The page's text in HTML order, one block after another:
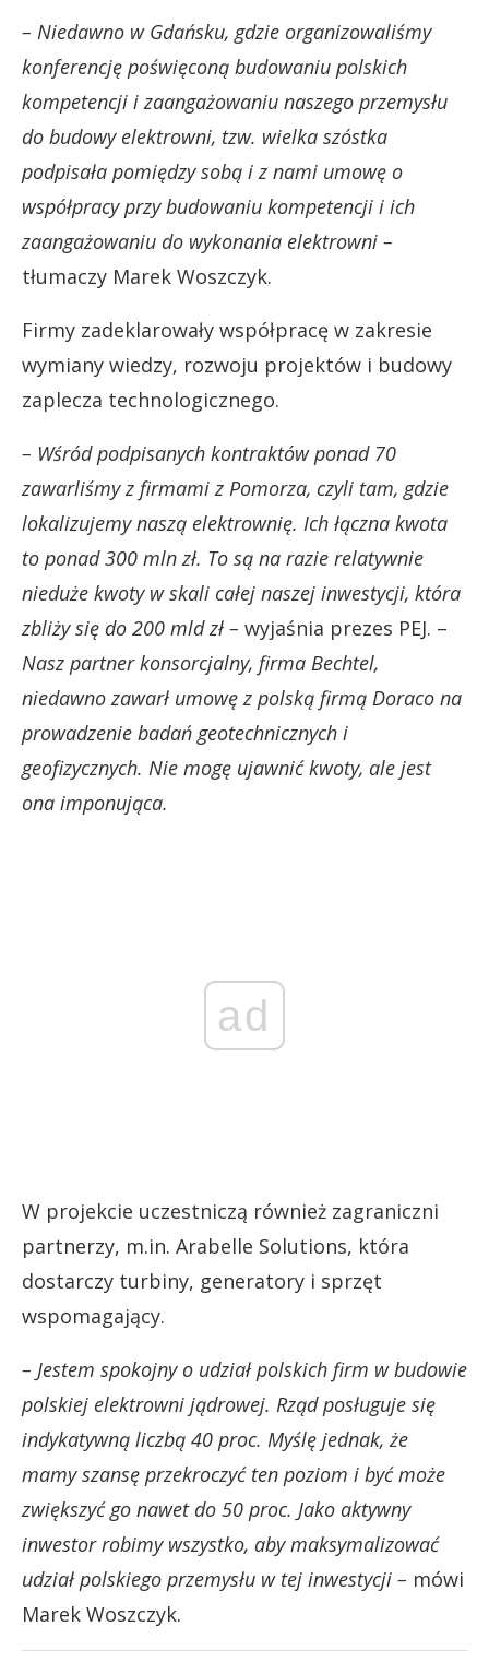
– Niedawno w Gdańsku, gdzie organizowaliśmy
konferencję poświęconą budowaniu polskich
kompetencji i zaangażowaniu naszego przemysłu
do budowy elektrowni, tzw. wielka szóstka
podpisała pomiędzy sobą i z nami umowę o
współpracy przy budowaniu kompetencji i ich
zaangażowaniu do wykonania elektrowni –
tłumaczy Marek Woszczyk.
Firmy zadeklarowały współpracę w zakresie
wymiany wiedzy, rozwoju projektów i budowy
zaplecza technologicznego.
– Wśród podpisanych kontraktów ponad 70
zawarliśmy z firmami z Pomorza, czyli tam, gdzie
lokalizujemy naszą elektrownię. Ich łączna kwota
to ponad 300 mln zł. To są na razie relatywnie
nieduże kwoty w skali całej naszej inwestycji, która
zbliży się do 200 mld zł – wyjaśnia prezes PEJ. –
Nasz partner konsorcjalny, firma Bechtel,
niedawno zawarł umowę z polską firmą Doraco na
prowadzenie badań geotechnicznych i
geofizycznych. Nie mogę ujawnić kwoty, ale jest
ona imponująca.
ad
W projekcie uczestniczą również zagraniczni
partnerzy, m.in. Arabelle Solutions, która
dostarczy turbiny, generatory i sprzęt
wspomagający.
– Jestem spokojny o udział polskich firm w budowie
polskiej elektrowni jądrowej. Rząd posługuje się
indykatywną liczbą 40 proc. Myślę jednak, że
mamy szansę przekroczyć ten poziom i być może
zwiększyć go nawet do 50 proc. Jako aktywny
inwestor robimy wszystko, aby maksymalizować
udział polskiego przemysłu w tej inwestycji – mówi
Marek Woszczyk.